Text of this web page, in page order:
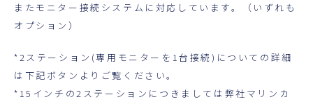
またモニター接続システムに対応しています。（いずれも
オプション）
*2ステーション(専用モニターを1台接続)についての詳細
は下記ボタンよりご覧ください。
*15インチの2ステーションにつきましては弊社マリンカ